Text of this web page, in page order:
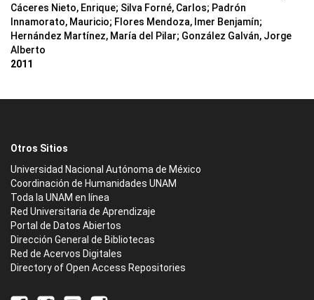
Cáceres Nieto, Enrique; Silva Forné, Carlos; Padrón
Innamorato, Mauricio; Flores Mendoza, Imer Benjamín;
Hernández Martínez, María del Pilar; González Galván, Jorge
Alberto
2011
Otros Sitios
Universidad Nacional Autónoma de México
Coordinación de Humanidades UNAM
Toda la UNAM en línea
Red Universitaria de Aprendizaje
Portal de Datos Abiertos
Dirección General de Bibliotecas
Red de Acervos Digitales
Directory of Open Access Repositories